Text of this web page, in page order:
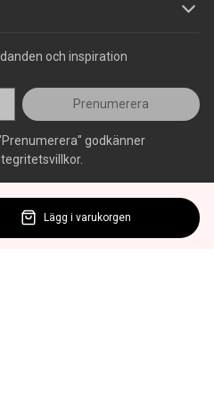
och inspiration
Prenumerera
godkänner
Lägg i varukorgen